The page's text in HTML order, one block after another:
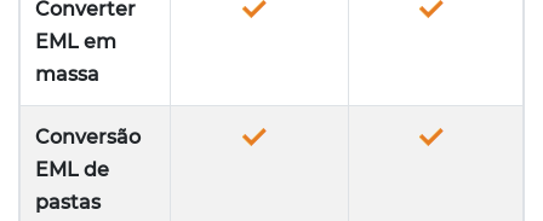
Converter
EML em
massa
Conversão
EML de
pastas